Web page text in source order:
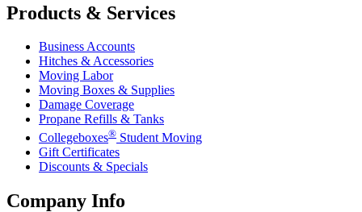
Products & Services
Business Accounts
Hitches & Accessories
Moving Labor
Moving Boxes & Supplies
Damage Coverage
Propane Refills & Tanks
Collegeboxes® Student Moving
Gift Certificates
Discounts & Specials
Company Info